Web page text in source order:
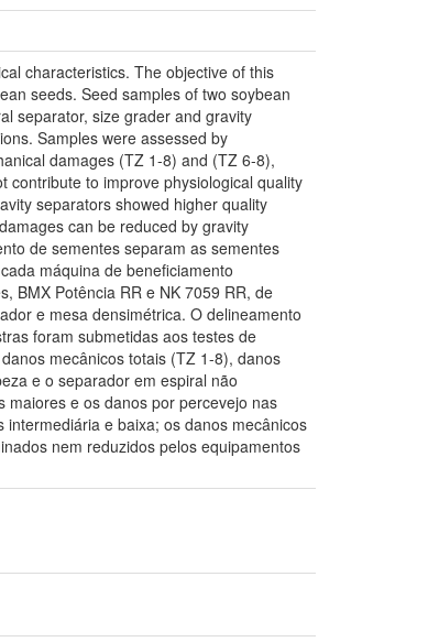
characteristics. The objective of this
seeds. Seed samples of two soybean
separator, size grader and gravity
Samples were assessed by
damages (TZ 1-8) and (TZ 6-8),
contribute to improve physiological quality
separators showed higher quality
can be reduced by gravity
de sementes separam as sementes
máquina de beneficiamento
BMX Potência RR e NK 7059 RR, de
e mesa densimétrica. O delineamento
foram submetidas aos testes de
mecânicos totais (TZ 1-8), danos
e o separador em espiral não
maiores e os danos por percevejo nas
e baixa; os danos mecânicos
nem reduzidos pelos equipamentos